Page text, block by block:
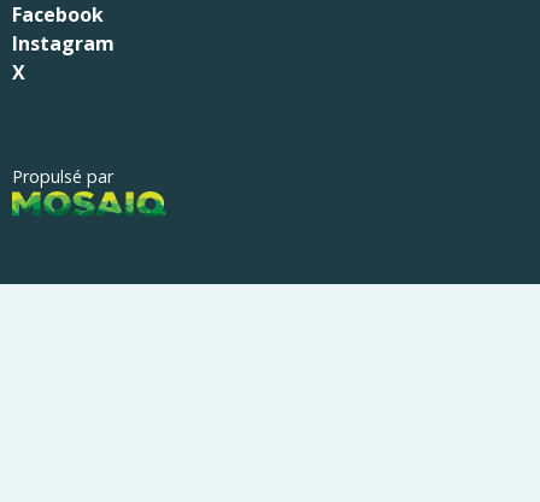
Facebook
Instagram
X
Propulsé par